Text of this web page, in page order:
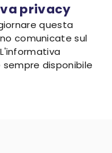
privacy
questa
comunicate sul
disponibile